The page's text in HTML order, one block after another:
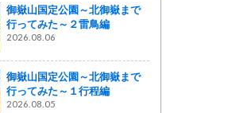
御嶽山国定公園～北御嶽まで
行ってみた～２雷鳥編
2026.08.06
御嶽山国定公園～北御嶽まで
行ってみた～１行程編
2026.08.05